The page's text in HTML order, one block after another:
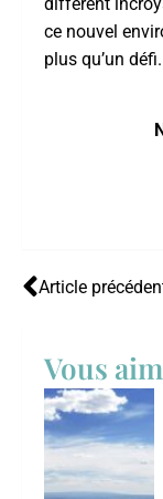
ce nouvel
plus qu’un défi.
Article
Vous